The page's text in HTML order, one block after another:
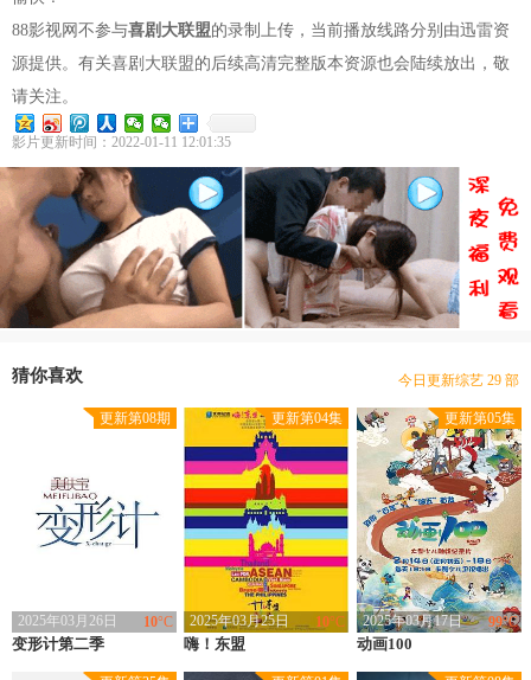
88影视网不参与喜剧大联盟的录制上传，当前播放线路分别由迅雷资
源提供。有关喜剧大联盟的后续高清完整版本资源也会陆续放出，敬
请关注。
影片更新时间：2022-01-11 12:01:35
猜你喜欢
豆瓣优片库，万部综艺在线选
今日更新综艺 29 部
本站网址：www.gdhotels.org
豆瓣优片库，万部综艺在线选
现已收录综艺 9253 部
更新第08期
10°C
变形计第二季
2025年03月26日
类型：大陆综艺
2007
更新第04集
10°C
嗨！东盟
2025年03月25日
类型：大陆综艺
上映：2018
更新第05集
99°C
动画100
2025年03月17日
类型：大陆综艺
上映：2024